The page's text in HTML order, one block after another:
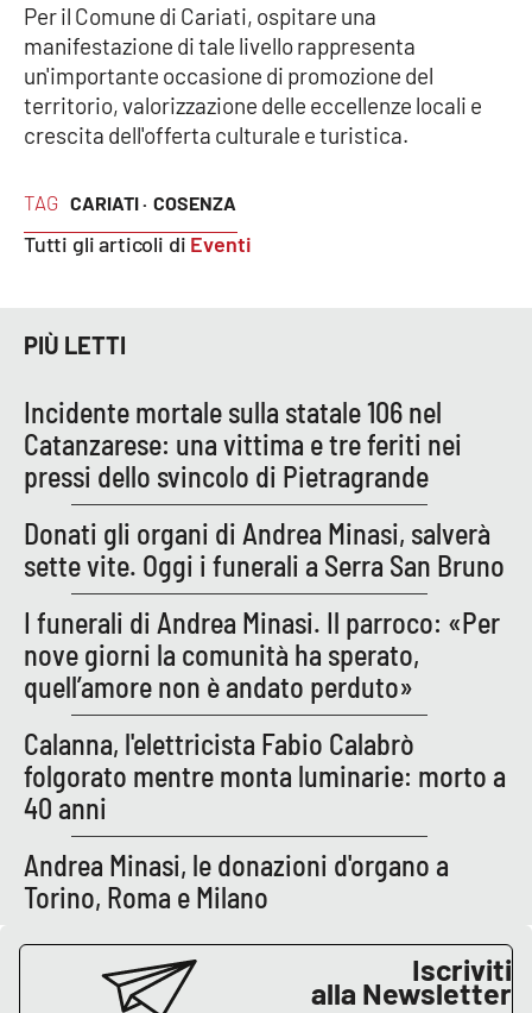
Lactv.it
Laconair.it
Lacapitalenews.it
Cosenzachannel.it
Ilvibonese.it
Catanzarochannel.it
APP
Android
Apple
TAG CARIATI · COSENZA
Tutti gli articoli di Eventi
Per il Comune di Cariati, ospitare una
manifestazione di tale livello rappresenta
un'importante occasione di promozione del
territorio, valorizzazione delle eccellenze locali e
crescita dell'offerta culturale e turistica.
PIÙ LETTI
Incidente mortale sulla statale 106 nel
Catanzarese: una vittima e tre feriti nei
pressi dello svincolo di Pietragrande
Donati gli organi di Andrea Minasi, salverà
sette vite. Oggi i funerali a Serra San Bruno
I funerali di Andrea Minasi. Il parroco: «Per
nove giorni la comunità ha sperato,
quell’amore non è andato perduto»
Calanna, l'elettricista Fabio Calabrò
folgorato mentre monta luminarie: morto a
40 anni
Andrea Minasi, le donazioni d'organo a
Torino, Roma e Milano
Iscriviti
alla Newsletter